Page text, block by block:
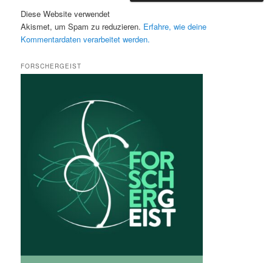
Diese Website verwendet
Akismet, um Spam zu reduzieren. Erfahre, wie deine
Kommentardaten verarbeitet werden.
FORSCHERGEIST